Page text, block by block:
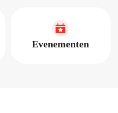
Evenementen